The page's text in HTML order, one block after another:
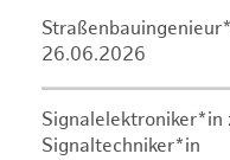
26.06.2026
Signalelektroniker*in
Signaltechniker*in